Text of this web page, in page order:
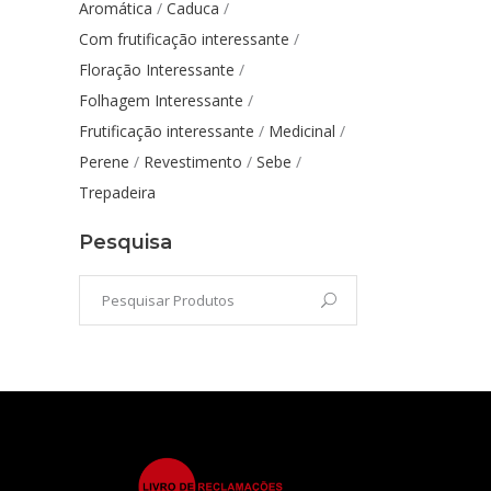
Aromática
Caduca
Com frutificação interessante
Floração Interessante
Folhagem Interessante
Frutificação interessante
Medicinal
Perene
Revestimento
Sebe
Trepadeira
Pesquisa